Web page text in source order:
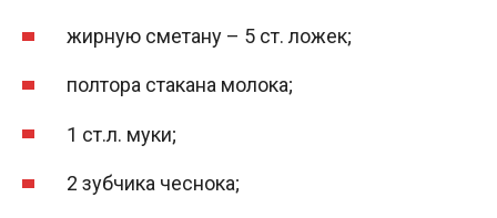
жирную сметану – 5 ст. ложек;
полтора стакана молока;
1 ст.л. муки;
2 зубчика чеснока;